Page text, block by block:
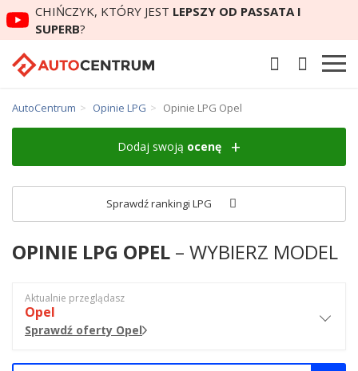
CHIŃCZYK, KTÓRY JEST LEPSZY OD PASSATA I
SUPERB?
AutoCentrum Opinie LPG Opinie LPG Opel
Dodaj swoją ocenę
Sprawdź rankingi LPG
OPINIE LPG OPEL – WYBIERZ MODEL
Aktualnie przeglądasz
Opel
Sprawdź oferty Opel